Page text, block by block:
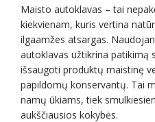
Maisto autoklavas – tai
kiekvienam, kuris vertina
ilgaamžes atsargas.
autoklavas užtikrina patikimą
išsaugoti produktų maistinę
papildomų konservantų. Tai
namų ūkiams, tiek
aukščiausios kokybės.